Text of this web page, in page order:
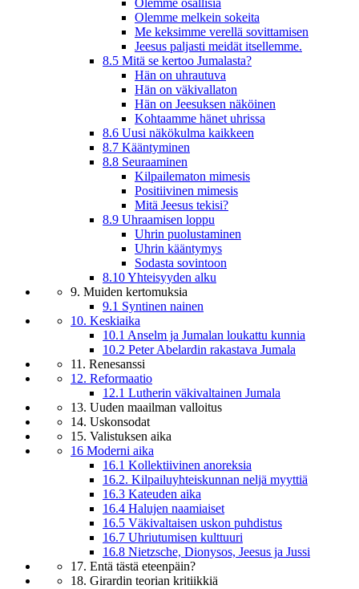
Olemme osallisia
Olemme melkein sokeita
Me keksimme verellä sovittamisen
Jeesus paljasti meidät itsellemme.
8.5 Mitä se kertoo Jumalasta?
Hän on uhrautuva
Hän on väkivallaton
Hän on Jeesuksen näköinen
Kohtaamme hänet uhrissa
8.6 Uusi näkökulma kaikkeen
8.7 Kääntyminen
8.8 Seuraaminen
Kilpailematon mimesis
Positiivinen mimesis
Mitä Jeesus tekisi?
8.9 Uhraamisen loppu
Uhrin puolustaminen
Uhrin kääntymys
Sodasta sovintoon
8.10 Yhteisyyden alku
9. Muiden kertomuksia
9.1 Syntinen nainen
10. Keskiaika
10.1 Anselm ja Jumalan loukattu kunnia
10.2 Peter Abelardin rakastava Jumala
11. Renesanssi
12. Reformaatio
12.1 Lutherin väkivaltainen Jumala
13. Uuden maailman valloitus
14. Uskonsodat
15. Valistuksen aika
16 Moderni aika
16.1 Kollektiivinen anoreksia
16.2. Kilpailuyhteiskunnan neljä myyttiä
16.3 Kateuden aika
16.4 Halujen naamiaiset
16.5 Väkivaltaisen uskon puhdistus
16.7 Uhriutumisen kulttuuri
16.8 Nietzsche, Dionysos, Jeesus ja Jussi
17. Entä tästä eteenpäin?
18. Girardin teorian kritiikkiä